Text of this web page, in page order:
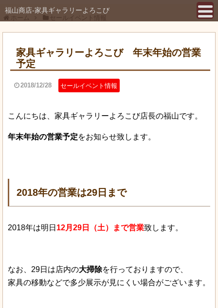
福山商店-家具ギャラリーよろこび
ホーム セールイベント情報
家具ギャラリーよろこび 年末年始の営業
予定
2018/12/28 セールイベント情報
こんにちは、家具ギャラリーよろこび店長の福山です。
年末年始の営業予定をお知らせ致します。
2018年の営業は29日まで
2018年は明日 12月29日（土）まで営業致します。
なお、29日は店内の大掃除を行っておりますので、
家具の移動などで多少展示が見にくい場合がございます。